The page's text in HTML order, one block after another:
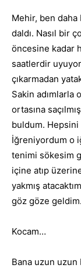
Mehir, ben
daldı. Nasıl bir
öncesine kadar
saatlerdir
çıkarmadan
Sakin adımlarla
ortasına
buldum. Hepsini
İğreniyordum o
tenimi sökesim
içine atıp
yakmış
göz göze geldim.
Kocam…
Bana uzun uzun